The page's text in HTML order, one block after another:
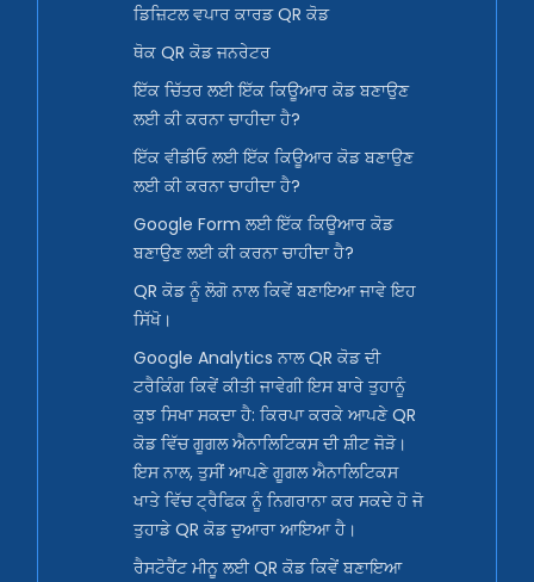
ਡਿਜ਼ਿਟਲ ਵਪਾਰ ਕਾਰਡ QR ਕੋਡ
ਥੋਕ QR ਕੋਡ ਜਨਰੇਟਰ
ਇੱਕ ਚਿੱਤਰ ਲਈ ਇੱਕ ਕਿਊਆਰ ਕੋਡ ਬਣਾਉਣ
ਲਈ ਕੀ ਕਰਨਾ ਚਾਹੀਦਾ ਹੈ?
ਇੱਕ ਵੀਡੀਓ ਲਈ ਇੱਕ ਕਿਊਆਰ ਕੋਡ ਬਣਾਉਣ
ਲਈ ਕੀ ਕਰਨਾ ਚਾਹੀਦਾ ਹੈ?
Google Form ਲਈ ਇੱਕ ਕਿਊਆਰ ਕੋਡ
ਬਣਾਉਣ ਲਈ ਕੀ ਕਰਨਾ ਚਾਹੀਦਾ ਹੈ?
QR ਕੋਡ ਨੂੰ ਲੋਗੋ ਨਾਲ ਕਿਵੇਂ ਬਣਾਇਆ ਜਾਵੇ ਇਹ
ਸਿੱਖੋ।
Google Analytics ਨਾਲ QR ਕੋਡ ਦੀ
ਟਰੈਕਿੰਗ ਕਿਵੇਂ ਕੀਤੀ ਜਾਵੇਗੀ ਇਸ ਬਾਰੇ ਤੁਹਾਨੂੰ
ਕੁਝ ਸਿਖਾ ਸਕਦਾ ਹੈ: ਕਿਰਪਾ ਕਰਕੇ ਆਪਣੇ QR
ਕੋਡ ਵਿੱਚ ਗੂਗਲ ਐਨਾਲਿਟਿਕਸ ਦੀ ਸ਼ੀਟ ਜੋੜੋ।
ਇਸ ਨਾਲ, ਤੁਸੀਂ ਆਪਣੇ ਗੂਗਲ ਐਨਾਲਿਟਿਕਸ
ਖਾਤੇ ਵਿੱਚ ਟ੍ਰੈਫਿਕ ਨੂੰ ਨਿਗਰਾਨਾ ਕਰ ਸਕਦੇ ਹੋ ਜੋ
ਤੁਹਾਡੇ QR ਕੋਡ ਦੁਆਰਾ ਆਇਆ ਹੈ।
ਰੈਸਟੋਰੈਂਟ ਮੀਨੂ ਲਈ QR ਕੋਡ ਕਿਵੇਂ ਬਣਾਇਆ